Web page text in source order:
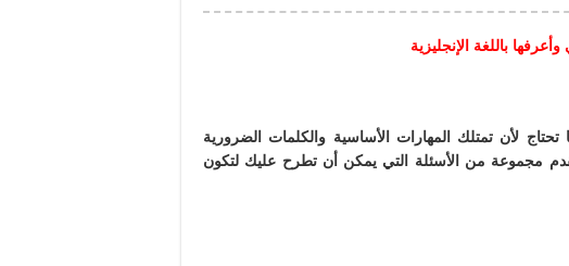
باللغة الإنجليزية
تحتاج لأن تمتلك المهارات الأساسية والكلمات الضرورية
مجموعة من الأسئلة التي يمكن أن تطرح عليك لتكون